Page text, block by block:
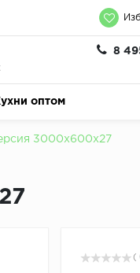
8
оптом
3000х600х27
(